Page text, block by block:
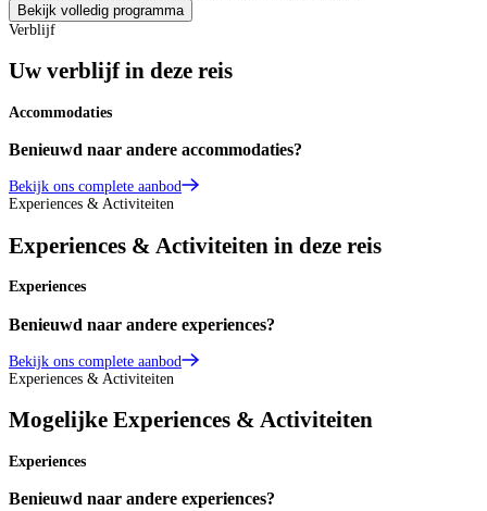
Bekijk volledig programma
Verblijf
Uw verblijf in deze reis
Accommodaties
Benieuwd naar andere accommodaties?
Bekijk ons complete aanbod
Experiences & Activiteiten
Experiences & Activiteiten in deze reis
Experiences
Benieuwd naar andere experiences?
Bekijk ons complete aanbod
Experiences & Activiteiten
Mogelijke Experiences & Activiteiten
Experiences
Benieuwd naar andere experiences?